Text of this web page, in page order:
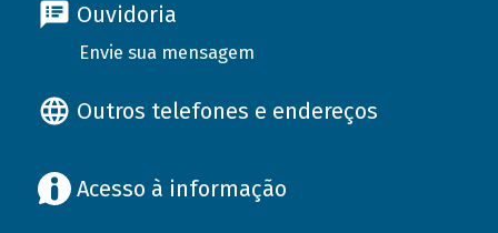
Ouvidoria
Envie sua mensagem
Outros telefones e endereços
Acesso à informação